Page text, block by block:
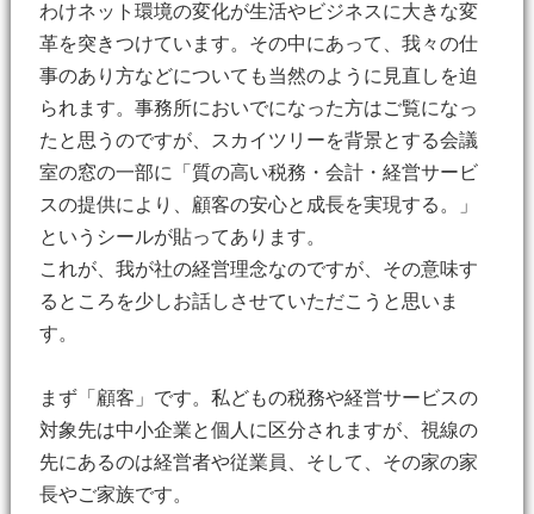
わけネット環境の変化が生活やビジネスに大きな変
革を突きつけています。その中にあって、我々の仕
事のあり方などについても当然のように見直しを迫
られます。事務所においでになった方はご覧になっ
たと思うのですが、スカイツリーを背景とする会議
室の窓の一部に「質の高い税務・会計・経営サービ
スの提供により、顧客の安心と成長を実現する。」
というシールが貼ってあります。
これが、我が社の経営理念なのですが、その意味す
るところを少しお話しさせていただこうと思いま
す。
まず「顧客」です。私どもの税務や経営サービスの
対象先は中小企業と個人に区分されますが、視線の
先にあるのは経営者や従業員、そして、その家の家
長やご家族です。